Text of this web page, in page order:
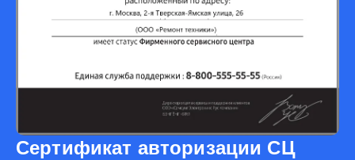
Сертификат авторизации СЦ